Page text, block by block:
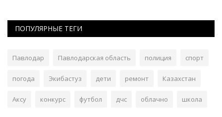
ПОПУЛЯРНЫЕ ТЕГИ
Павлодар Павлодарская область полиция спорт
погода Экибастуз дети ремонт Казахстан
Аксу конкурс футбол дчс облачно школа